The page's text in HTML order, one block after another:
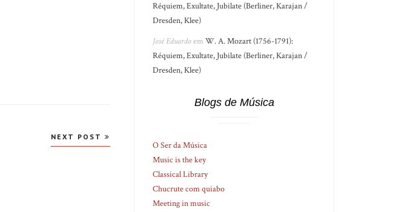
NEXT POST
Réquiem, Exultate, Jubilate (Berliner, Karajan /
Dresden, Klee)
José EduardoemW. A. Mozart (1756-1791):
Réquiem, Exultate, Jubilate (Berliner, Karajan /
Dresden, Klee)
Blogs de Música
O Ser da Música
Music is the key
Classical Library
Chucrute com quiabo
Meeting in music